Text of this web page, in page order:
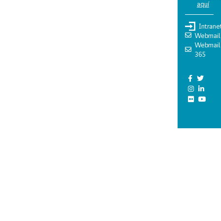
aquí
Webmail
Webmail
365